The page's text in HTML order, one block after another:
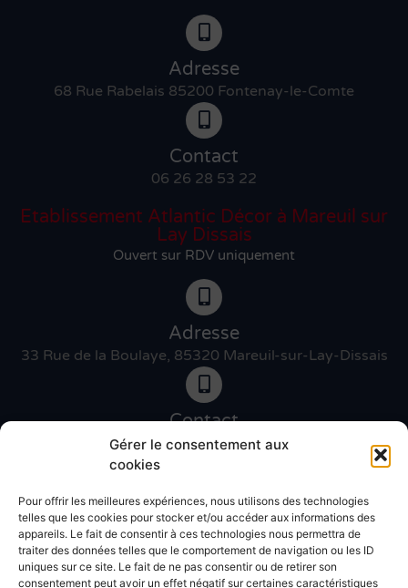
Gérer le consentement aux
cookies
Pour offrir les meilleures expériences, nous utilisons des technologies
telles que les cookies pour stocker et/ou accéder aux informations des
appareils. Le fait de consentir à ces technologies nous permettra de
traiter des données telles que le comportement de navigation ou les ID
uniques sur ce site. Le fait de ne pas consentir ou de retirer son
consentement peut avoir un effet négatif sur certaines caractéristiques
Adresse
68 Rue Rabelais 85200 Fontenay-le-Comte
Contact
06 26 28 53 22
Etablissement Atlantic Décor à Mareuil sur
Lay Dissais
Ouvert sur RDV uniquement
Adresse
33 Rue de la Boulaye, 85320 Mareuil-sur-Lay-Dissais
Contact
06 46 27 89 83
Contact
02 51 30 31 09
Devis gratuit